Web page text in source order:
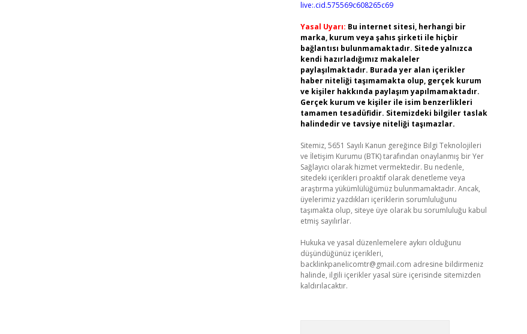
live:.cid.575569c608265c69
Yasal Uyarı: Bu internet sitesi, herhangi bir
marka, kurum veya şahıs şirketi ile hiçbir
bağlantısı bulunmamaktadır. Sitede yalnızca
kendi hazırladığımız makaleler
paylaşılmaktadır. Burada yer alan içerikler
haber niteliği taşımamakta olup, gerçek kurum
ve kişiler hakkında paylaşım yapılmamaktadır.
Gerçek kurum ve kişiler ile isim benzerlikleri
tamamen tesadüfidir. Sitemizdeki bilgiler taslak
halindedir ve tavsiye niteliği taşımazlar.
Sitemiz, 5651 Sayılı Kanun gereğince Bilgi Teknolojileri
ve İletişim Kurumu (BTK) tarafından onaylanmış bir Yer
Sağlayıcı olarak hizmet vermektedir. Bu nedenle,
sitedeki içerikleri proaktif olarak denetleme veya
araştırma yükümlülüğümüz bulunmamaktadır. Ancak,
üyelerimiz yazdıkları içeriklerin sorumluluğunu
taşımakta olup, siteye üye olarak bu sorumluluğu kabul
etmiş sayılırlar.
Hukuka ve yasal düzenlemelere aykırı olduğunu
düşündüğünüz içerikleri,
backlinkpanelicomtr@gmail.com adresine bildirmeniz
halinde, ilgili içerikler yasal süre içerisinde sitemizden
kaldırılacaktır.